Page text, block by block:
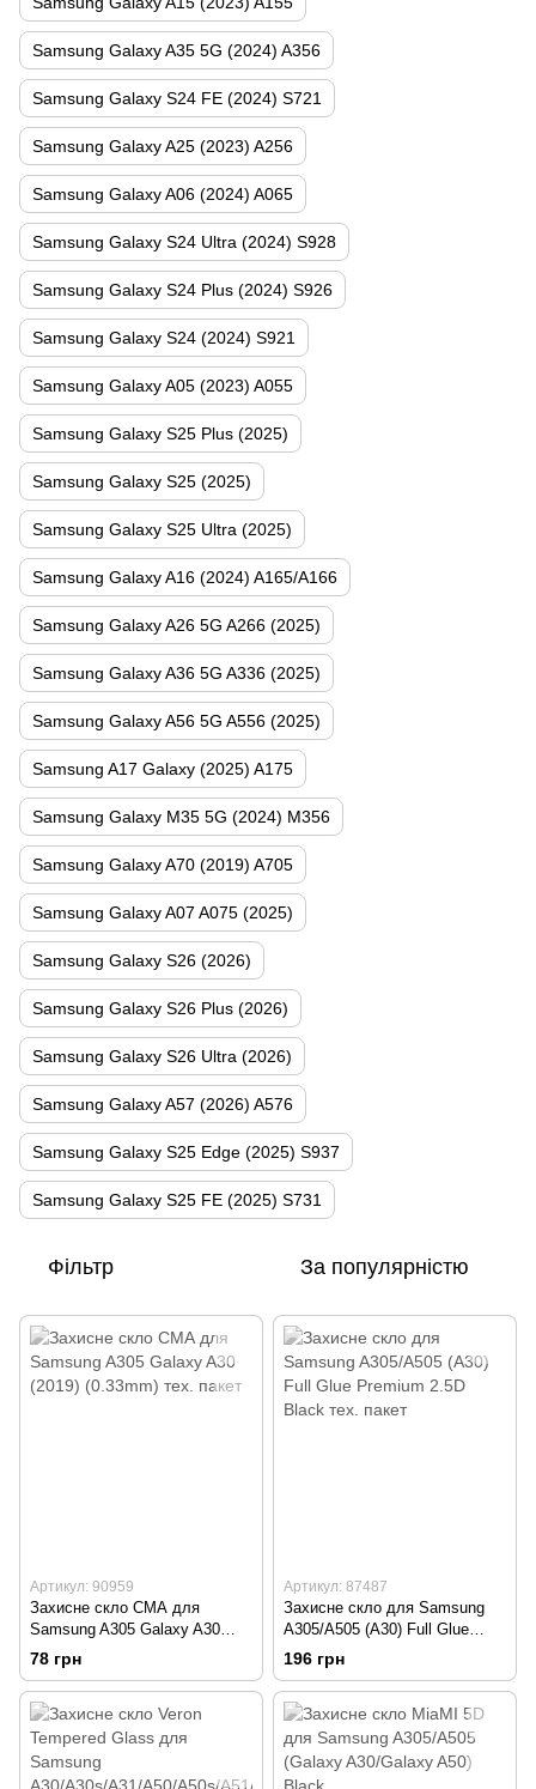
Samsung Galaxy A35 5G (2024) A356
Samsung Galaxy S24 FE (2024) S721
Samsung Galaxy A25 (2023) A256
Samsung Galaxy A06 (2024) A065
Samsung Galaxy S24 Ultra (2024) S928
Samsung Galaxy S24 Plus (2024) S926
Samsung Galaxy S24 (2024) S921
Samsung Galaxy A05 (2023) A055
Samsung Galaxy S25 Plus (2025)
Samsung Galaxy S25 (2025)
Samsung Galaxy S25 Ultra (2025)
Samsung Galaxy A16 (2024) A165/A166
Samsung Galaxy A26 5G A266 (2025)
Samsung Galaxy A36 5G A336 (2025)
Samsung Galaxy A56 5G A556 (2025)
Samsung A17 Galaxy (2025) A175
Samsung Galaxy M35 5G (2024) M356
Samsung Galaxy A70 (2019) A705
Samsung Galaxy A07 A075 (2025)
Samsung Galaxy S26 (2026)
Samsung Galaxy S26 Plus (2026)
Samsung Galaxy S26 Ultra (2026)
Samsung Galaxy A57 (2026) A576
Samsung Galaxy S25 Edge (2025) S937
Samsung Galaxy S25 FE (2025) S731
Фільтр За популярністю
Артикул: 90959
Захисне скло СМА для
Samsung A305 Galaxy A30
(2019) (0.33mm) тех. пакет
78 грн
Артикул: 87487
Захисне скло для Samsung
A305/A505 (A30) Full Glue
Premium 2.5D Black тех. пакет
196 грн